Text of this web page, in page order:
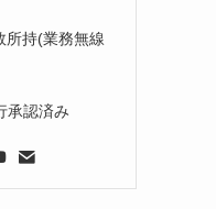
所持(業務無線
承認済み